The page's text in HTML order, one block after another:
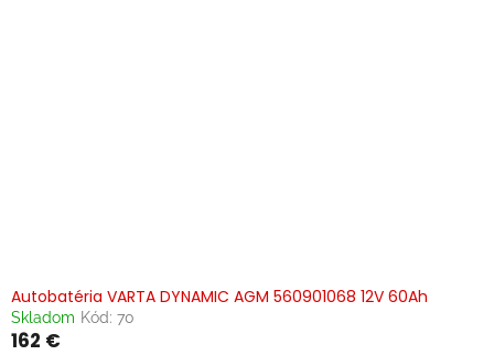
Autobatéria VARTA DYNAMIC AGM 560901068 12V 60Ah
Skladom Kód: 70
162 €